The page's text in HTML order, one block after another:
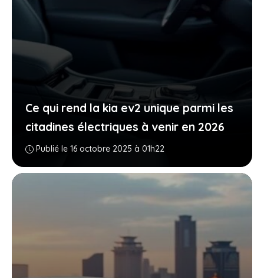
Ce qui rend la kia ev2 unique parmi les
citadines électriques à venir en 2026
Publié le 16 octobre 2025 à 01h22